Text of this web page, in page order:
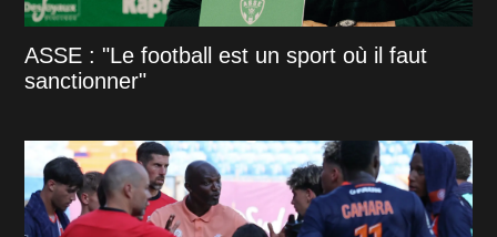
ASSE : "Le football est un sport où il faut
sanctionner"